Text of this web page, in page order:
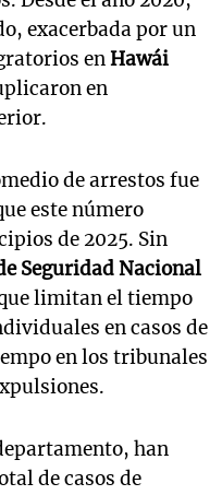
exacerbada por un
enHawái
en
de arrestos fue
este número
de 2025. Sin
Seguridad Nacional
limitan el tiempo
en casos de
en los tribunales
han
de casos de